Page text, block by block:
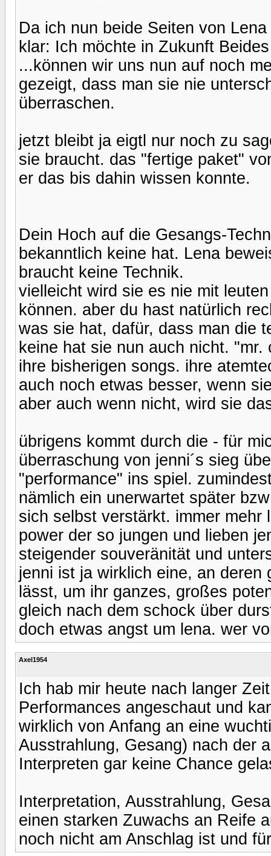
Da ich nun beide Seiten von
klar: Ich möchte in Zukunft
...können wir uns nun auf noch
gezeigt, dass man sie nie
überraschen.
jetzt bleibt ja eigtl nur noch zu
sie braucht. das "fertige paket"
er das bis dahin wissen konnte.
Dein Hoch auf die Gesangs-
bekanntlich keine hat. Lena
braucht keine Technik.
vielleicht wird sie es nie mit
können. aber du hast natürlich
was sie hat, dafür, dass man die
keine hat sie nun auch nicht.
ihre bisherigen songs. ihre
auch noch etwas besser, wenn
aber auch wenn nicht, wird sie
übrigens kommt durch die - für
überraschung von jenni´s sieg
"performance" ins spiel.
nämlich ein unerwartet später
sich selbst verstärkt. immer
power der so jungen und lieben
steigender souveränität und
jenni ist ja wirklich eine, an
lässt, um ihr ganzes, großes
gleich nach dem schock über
doch etwas angst um lena. wer
Axel1954
Ich hab mir heute nach langer
Performances angeschaut und
wirklich von Anfang an eine
Ausstrahlung, Gesang) nach der
Interpreten gar keine Chance
Interpretation, Ausstrahlung,
einen starken Zuwachs an Reife
noch nicht am Anschlag ist und